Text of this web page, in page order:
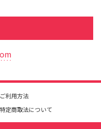
ご利用方法
特定商取法について